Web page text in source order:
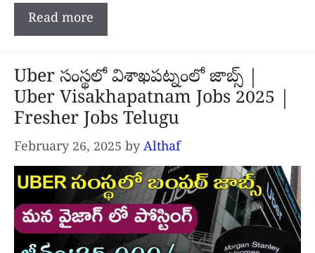
Read more
Uber సంస్థలో విశాఖపట్నంలో జాబ్స్ |
Uber Visakhapatnam Jobs 2025 |
Fresher Jobs Telugu
February 26, 2025 by Althaf